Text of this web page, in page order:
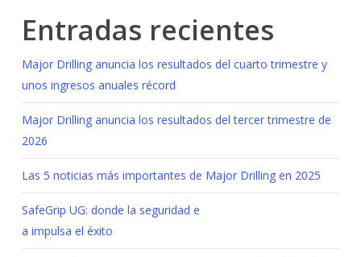
Entradas recientes
Major Drilling anuncia los resultados del cuarto trimestre y
unos ingresos anuales récord
Major Drilling anuncia los resultados del tercer trimestre de
2026
Las 5 noticias más importantes de Major Drilling en 2025
SafeGrip UG: donde la seguridad e
a impulsa el éxito